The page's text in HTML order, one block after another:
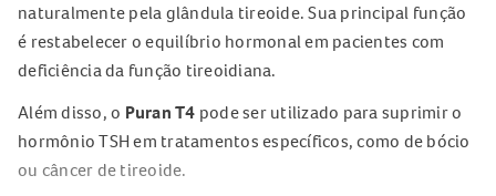
naturalmente pela glândula tireoide. Sua principal função
é restabelecer o equilíbrio hormonal em pacientes com
deficiência da função tireoidiana.
Além disso, o Puran T4 pode ser utilizado para suprimir o
hormônio TSH em tratamentos específicos, como de bócio
ou câncer de tireoide.